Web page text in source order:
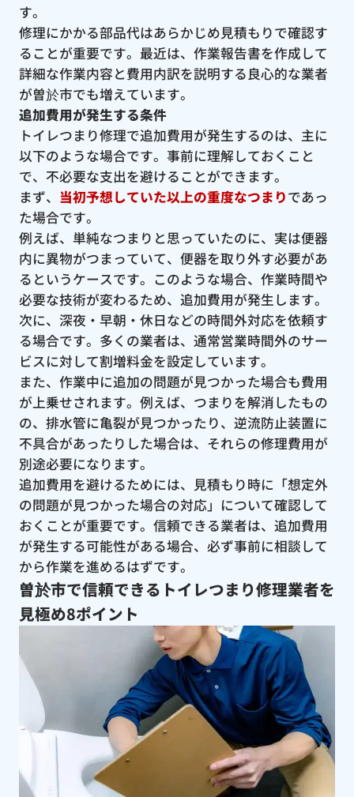
す。
修理にかかる部品代はあらかじめ見積もりで確認す
ることが重要です。最近は、作業報告書を作成して
詳細な作業内容と費用内訳を説明する良心的な業者
が曽於市でも増えています。
追加費用が発生する条件
トイレつまり修理で追加費用が発生するのは、主に
以下のような場合です。事前に理解しておくこと
で、不必要な支出を避けることができます。
まず、 当初予想していた以上の重度なつまりであっ
た場合です。
例えば、単純なつまりと思っていたのに、実は便器
内に異物がつまっていて、便器を取り外す必要があ
るというケースです。このような場合、作業時間や
必要な技術が変わるため、追加費用が発生します。
次に、深夜・早朝・休日などの時間外対応を依頼す
る場合です。多くの業者は、通常営業時間外のサー
ビスに対して割増料金を設定しています。
また、作業中に追加の問題が見つかった場合も費用
が上乗せされます。例えば、つまりを解消したもの
の、排水管に亀裂が見つかったり、逆流防止装置に
不具合があったりした場合は、それらの修理費用が
別途必要になります。
追加費用を避けるためには、見積もり時に「想定外
の問題が見つかった場合の対応」について確認して
おくことが重要です。信頼できる業者は、追加費用
が発生する可能性がある場合、必ず事前に相談して
から作業を進めるはずです。
曽於市で信頼できるトイレつまり修理業者を
見極め8ポイント